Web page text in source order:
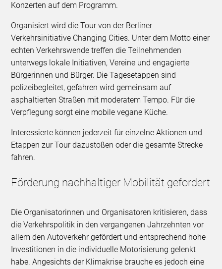
Konzerten auf dem Programm.
Organisiert wird die Tour von der Berliner
Verkehrsinitiative Changing Cities. Unter dem Motto einer
echten Verkehrswende treffen die Teilnehmenden
unterwegs lokale Initiativen, Vereine und engagierte
Bürgerinnen und Bürger. Die Tagesetappen sind
polizeibegleitet, gefahren wird gemeinsam auf
asphaltierten Straßen mit moderatem Tempo. Für die
Verpflegung sorgt eine mobile vegane Küche.
Interessierte können jederzeit für einzelne Aktionen und
Etappen zur Tour dazustoßen oder die gesamte Strecke
fahren.
Förderung nachhaltiger Mobilität gefordert
Die Organisatorinnen und Organisatoren kritisieren, dass
die Verkehrspolitik in den vergangenen Jahrzehnten vor
allem den Autoverkehr gefördert und entsprechend hohe
Investitionen in die individuelle Motorisierung gelenkt
habe. Angesichts der Klimakrise brauche es jedoch eine